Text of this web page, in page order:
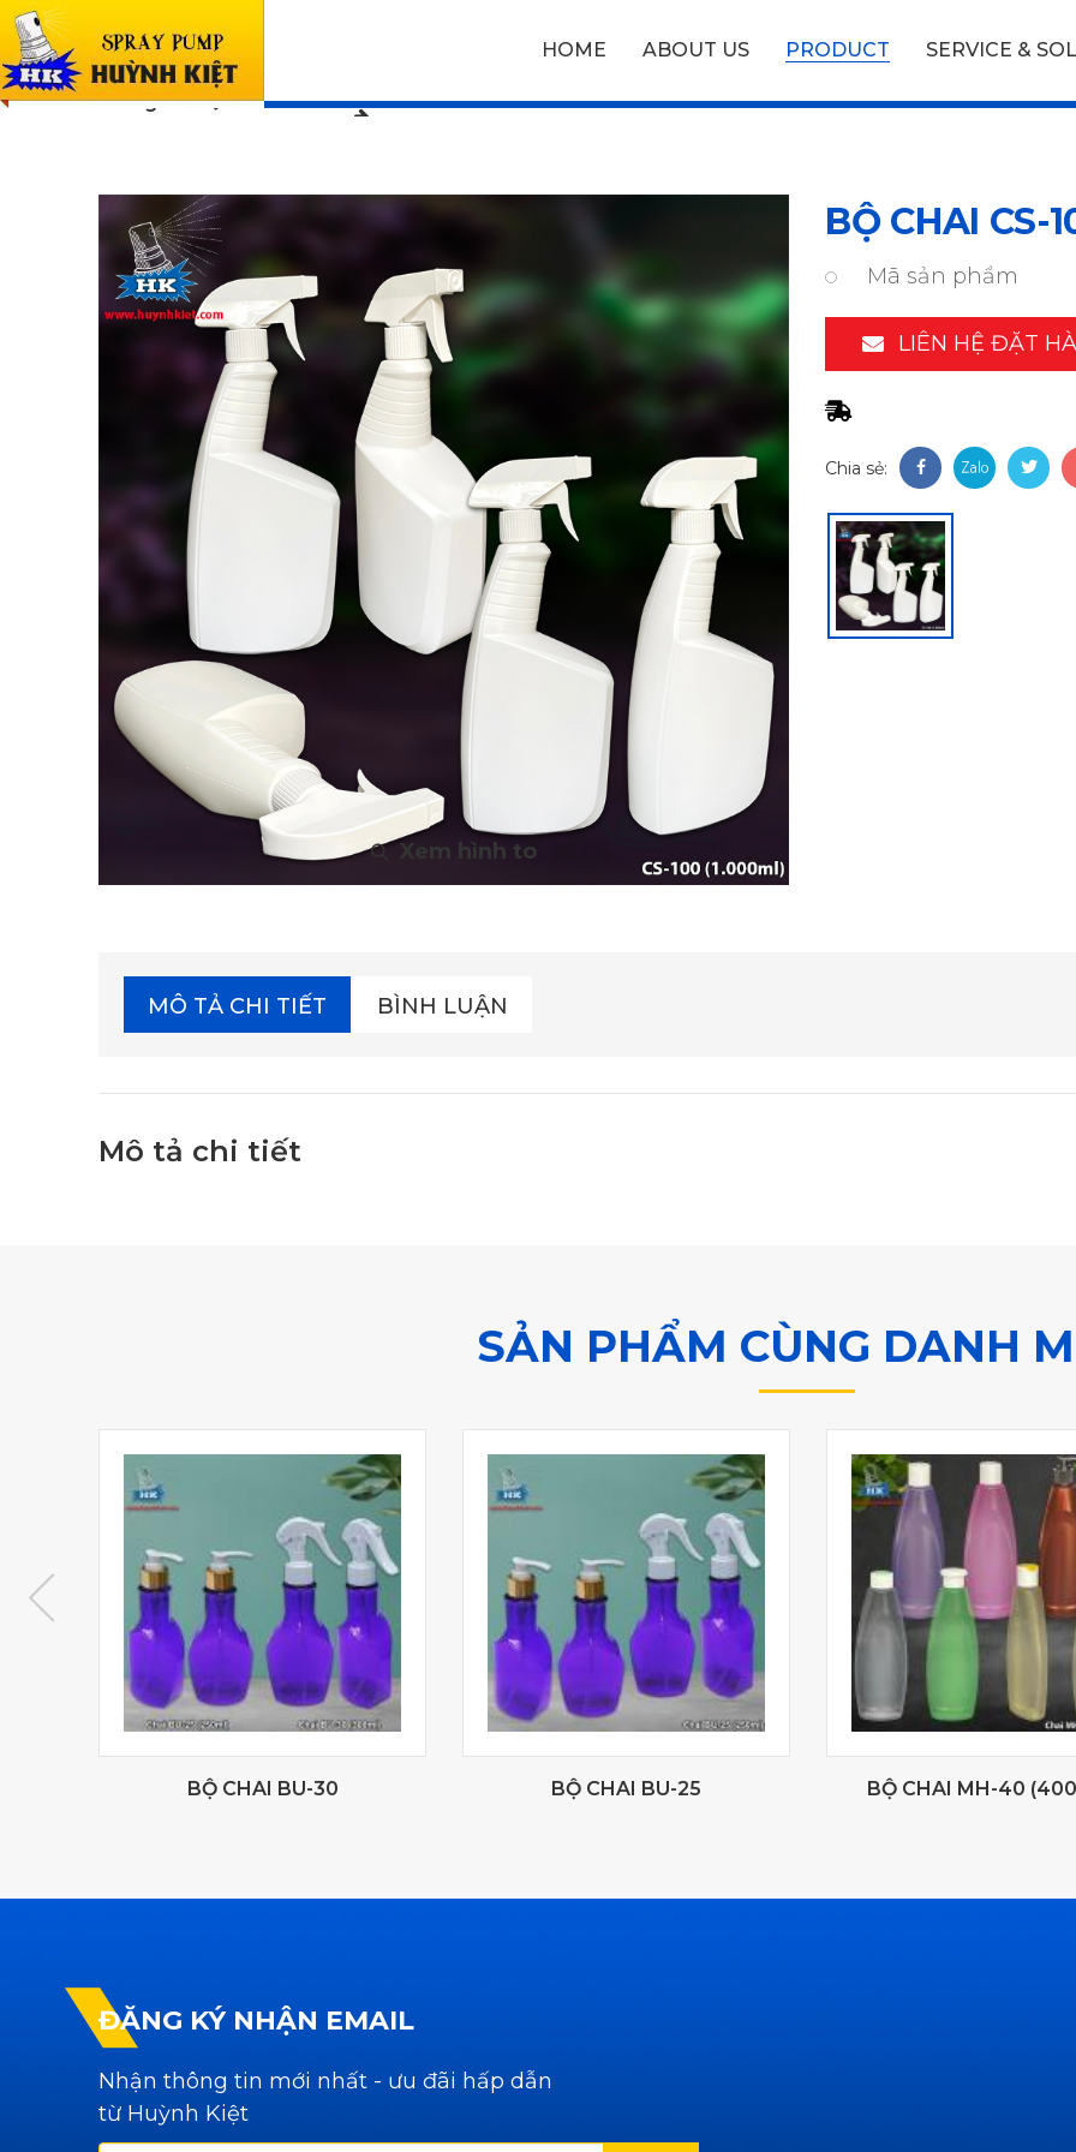
HOME ABOUT US PRODUCT SERVICE &
SẢN PHẨM
Trang chủ SẢN PHẨM
BỘ CHAI CS-
Mã sản phẩm
LIÊN HỆ ĐẶT
Chia sẻ:
MÔ TẢ CHI TIẾT BÌNH LUẬN
Mô tả chi tiết
SẢN PHẨM CÙNG DANH
BỘ CHAI BU-30 BỘ CHAI BU-25 BỘ CHAI MH-40
ĐĂNG KÝ NHẬN EMAIL
Nhận thông tin mới nhất - ưu đãi hấp dẫn
từ Huỳnh Kiệt